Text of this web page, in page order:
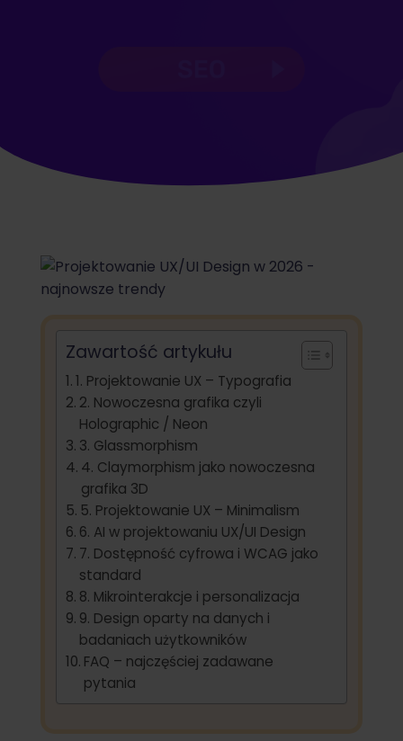
Zawartość artykułu
1. Projektowanie UX – Typografia
2. Nowoczesna grafika czyli
Holographic / Neon
3. Glassmorphism
4. Claymorphism jako nowoczesna
grafika 3D
5. Projektowanie UX – Minimalism
6. AI w projektowaniu UX/UI Design
7. Dostępność cyfrowa i WCAG jako
standard
8. Mikrointerakcje i personalizacja
9. Design oparty na danych i
badaniach użytkowników
FAQ – najczęściej zadawane
pytania